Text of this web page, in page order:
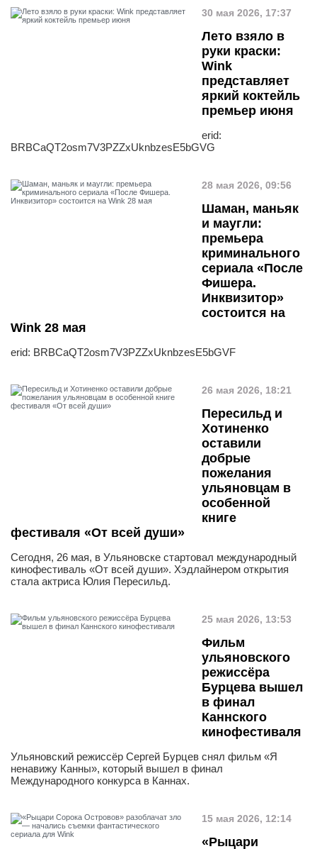
30 мая 2026, 17:37
Лето взяло в
руки краски:
Wink
представляет
яркий коктейль
премьер июня
erid:
BRBCaQT2osm7V3PZZxUknbzesE5bGVG
28 мая 2026, 09:56
Шаман, маньяк
и маугли:
премьера
криминального
сериала «После
Фишера.
Инквизитор»
состоится на
Wink 28 мая
erid: BRBCaQT2osm7V3PZZxUknbzesE5bGVF
26 мая 2026, 18:21
Пересильд и
Хотиненко
оставили
добрые
пожелания
ульяновцам в
особенной
книге
фестиваля «От всей души»
Сегодня, 26 мая, в Ульяновске стартовал международный
кинофестиваль «От всей души». Хэдлайнером открытия
стала актриса Юлия Пересильд.
25 мая 2026, 13:53
Фильм
ульяновского
режиссёра
Бурцева вышел
в финал
Каннского
кинофестиваля
Ульяновский режиссёр Сергей Бурцев снял фильм «Я
ненавижу Канны», который вышел в финал
Международного конкурса в Каннах.
15 мая 2026, 12:14
«Рыцари